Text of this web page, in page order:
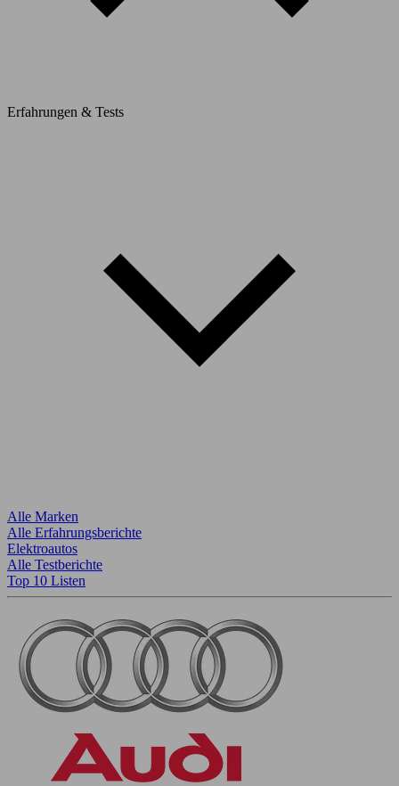
Erfahrungen & Tests
Alle Marken
Alle Erfahrungsberichte
Elektroautos
Alle Testberichte
Top 10 Listen